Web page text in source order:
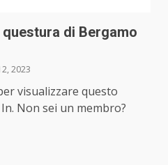
di Bergamo
2023
visualizzare questo
Non sei un membro?